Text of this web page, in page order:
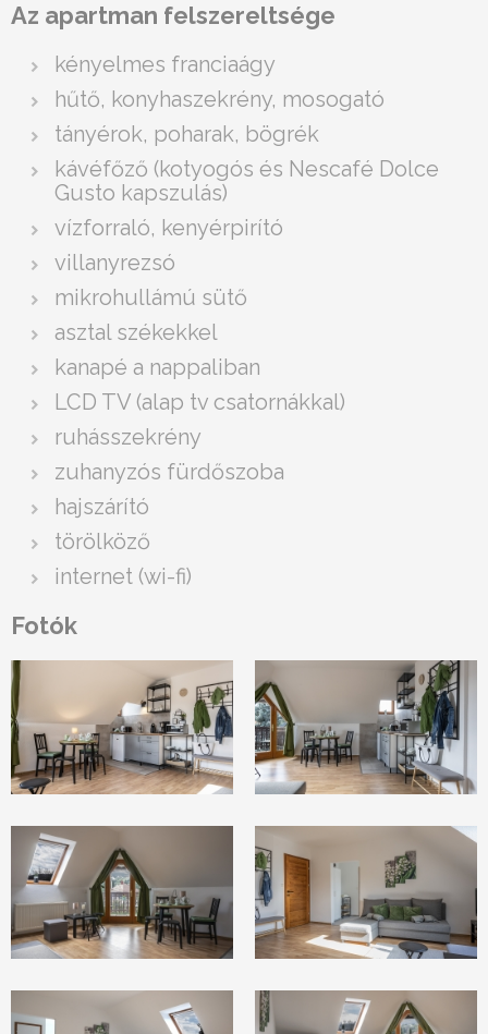
Az apartman felszereltsége
kényelmes franciaágy
hűtő, konyhaszekrény, mosogató
tányérok, poharak, bögrék
kávéfőző (kotyogós és Nescafé Dolce
Gusto kapszulás)
vízforraló, kenyérpirító
villanyrezsó
mikrohullámú sütő
asztal székekkel
kanapé a nappaliban
LCD TV (alap tv csatornákkal)
ruhásszekrény
zuhanyzós fürdőszoba
hajszárító
törölköző
internet (wi-fi)
Fotók